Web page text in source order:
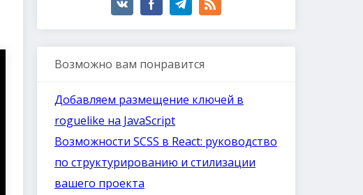
Возможно вам понравится
Добавляем размещение ключей в
roguelike на JavaScript
Возможности SCSS в React: руководство
по структурированию и стилизации
вашего проекта